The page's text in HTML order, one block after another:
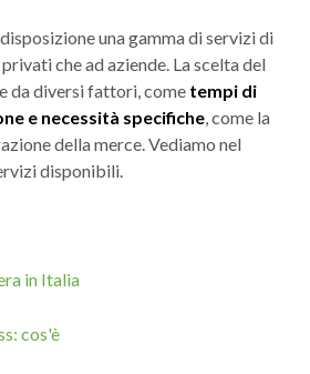
una gamma di servizi di
che ad aziende. La scelta del
da diversi fattori, come tempi di
e necessità specifiche , come la
della merce. Vediamo nel
disponibili.
in Italia
cos'è